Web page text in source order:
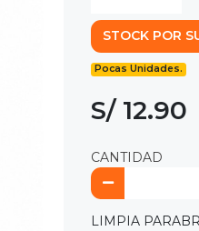
STOCK POR
Pocas Unidades.
S/ 12.90
CANTIDAD
LIMPIA